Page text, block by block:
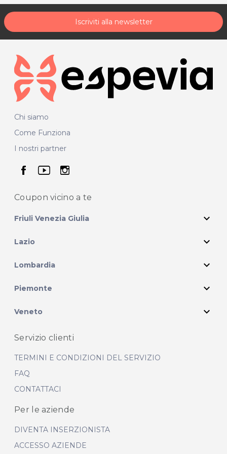
Iscriviti alla newsletter
Chi siamo
Come Funziona
I nostri partner
seguici su facebook
seguici su youtube
seguici su instagram
Coupon vicino a te
Friuli Venezia Giulia expand_more
Lazio expand_more
Lombardia expand_more
Piemonte expand_more
Veneto expand_more
Servizio clienti
TERMINI E CONDIZIONI DEL SERVIZIO
FAQ
CONTATTACI
Per le aziende
DIVENTA INSERZIONISTA
ACCESSO AZIENDE